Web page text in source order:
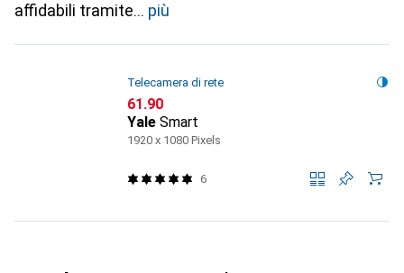
affidabili tramite
più
Telecamera di rete
CHF
61.90
Yale Smart
1920 x 1080 Pixels
6